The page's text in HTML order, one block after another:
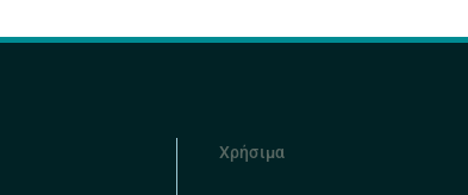
Χρήσιμα